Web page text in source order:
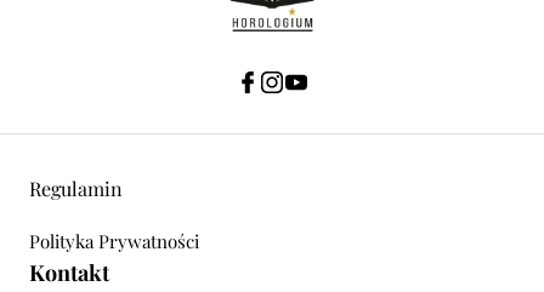
Regulamin
Polityka Prywatności
Kontakt